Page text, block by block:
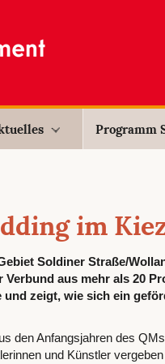
Programm
im
Soldiner Straße/
aus mehr als 20
zeigt, wie sich ein
den Anfangsjahren des
und Künstler